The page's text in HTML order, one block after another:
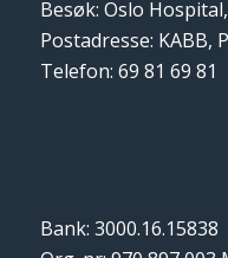
Besøk: Oslo
Postadresse: KABB,
Telefon: 69 81 69 81
Bank: 3000.16.15838